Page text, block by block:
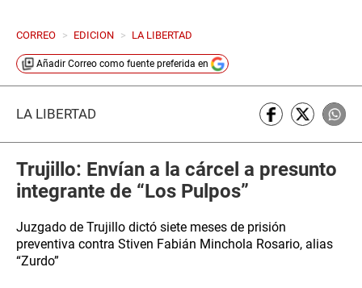
CORREO > EDICION > LA LIBERTAD
Añadir Correo como fuente preferida en
LA LIBERTAD
Trujillo: Envían a la cárcel a presunto
integrante de “Los Pulpos”
Juzgado de Trujillo dictó siete meses de prisión
preventiva contra Stiven Fabián Minchola Rosario, alias
“Zurdo”